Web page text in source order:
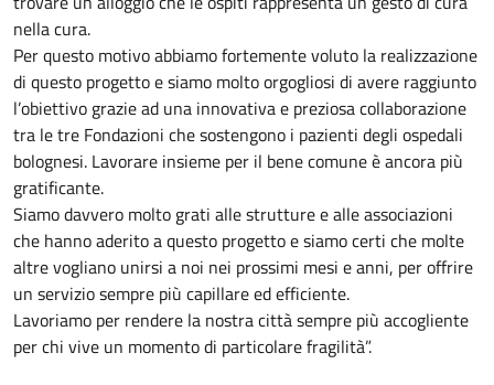
nella cura.
Per questo motivo abbiamo fortemente voluto la realizzazione
di questo progetto e siamo molto orgogliosi di avere raggiunto
l’obiettivo grazie ad una innovativa e preziosa collaborazione
tra le tre Fondazioni che sostengono i pazienti degli ospedali
bolognesi. Lavorare insieme per il bene comune è ancora più
gratificante.
Siamo davvero molto grati alle strutture e alle associazioni
che hanno aderito a questo progetto e siamo certi che molte
altre vogliano unirsi a noi nei prossimi mesi e anni, per offrire
un servizio sempre più capillare ed efficiente.
Lavoriamo per rendere la nostra città sempre più accogliente
per chi vive un momento di particolare fragilità”.